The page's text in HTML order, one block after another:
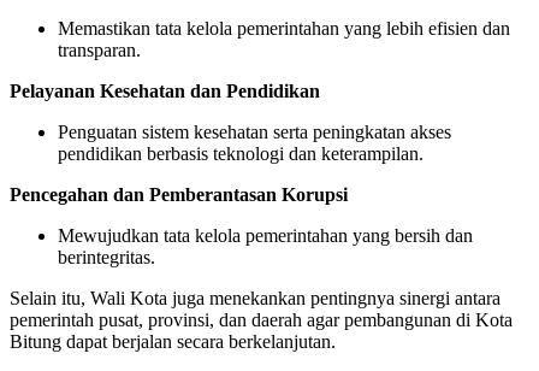
Memastikan tata kelola pemerintahan yang lebih efisien dan
transparan.
Pelayanan Kesehatan dan Pendidikan
Penguatan sistem kesehatan serta peningkatan akses
pendidikan berbasis teknologi dan keterampilan.
Pencegahan dan Pemberantasan Korupsi
Mewujudkan tata kelola pemerintahan yang bersih dan
berintegritas.
Selain itu, Wali Kota juga menekankan pentingnya sinergi antara
pemerintah pusat, provinsi, dan daerah agar pembangunan di Kota
Bitung dapat berjalan secara berkelanjutan.